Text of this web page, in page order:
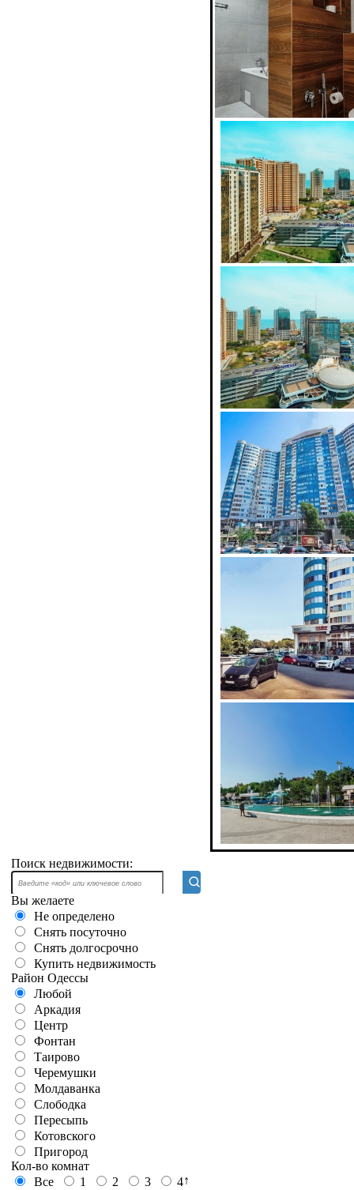
Поиск недвижимости:
Вы желаете
Не определено
Снять посуточно
Снять долгосрочно
Купить недвижимость
Район Одессы
Любой
Аркадия
Центр
Фонтан
Таирово
Черемушки
Молдаванка
Слободка
Пересыпь
Котовского
Пригород
Кол-во комнат
Все
1 2 3 4↑